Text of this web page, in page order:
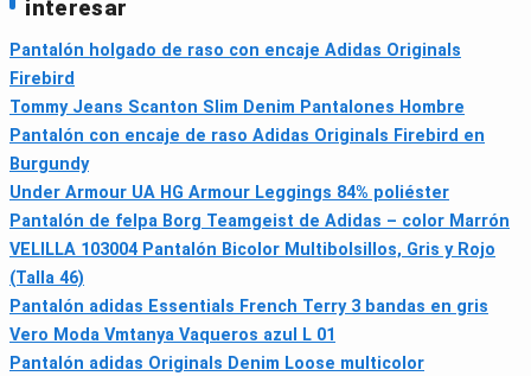
interesar
Pantalón holgado de raso con encaje Adidas Originals
Firebird
Tommy Jeans Scanton Slim Denim Pantalones Hombre
Pantalón con encaje de raso Adidas Originals Firebird en
Burgundy
Under Armour UA HG Armour Leggings 84% poliéster
Pantalón de felpa Borg Teamgeist de Adidas – color Marrón
VELILLA 103004 Pantalón Bicolor Multibolsillos, Gris y Rojo
(Talla 46)
Pantalón adidas Essentials French Terry 3 bandas en gris
Vero Moda Vmtanya Vaqueros azul L 01
Pantalón adidas Originals Denim Loose multicolor